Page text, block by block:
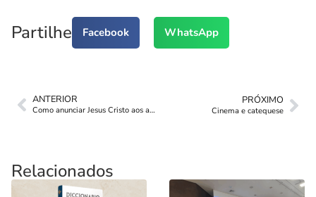
Partilhe Facebook WhatsApp
ANTERIOR
Como anunciar Jesus Cristo aos adolescentes?
PRÓXIMO
Cinema e catequese
Relacionados